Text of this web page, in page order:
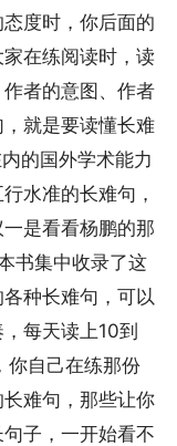
度时，你后面的
在练阅读时，读
者的意图、作者
就是要读懂长难
的国外学术能力
水准的长难句，
是看看杨鹏的那
书集中收录了这
种长难句，可以
每天读上10到
你自己在练那份
难句，那些让你
子，一开始看不